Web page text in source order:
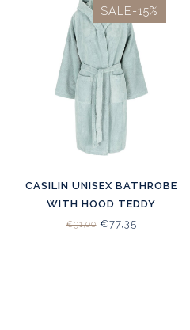
SALE-15%
CASILIN UNISEX BATHROBE
WITH HOOD TEDDY
SEAGREEN
€91,00€77,35